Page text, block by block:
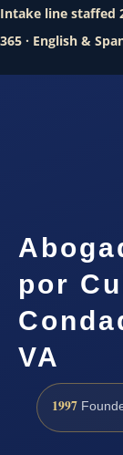
Intake line staffed
365 · English &
por
VA
1997